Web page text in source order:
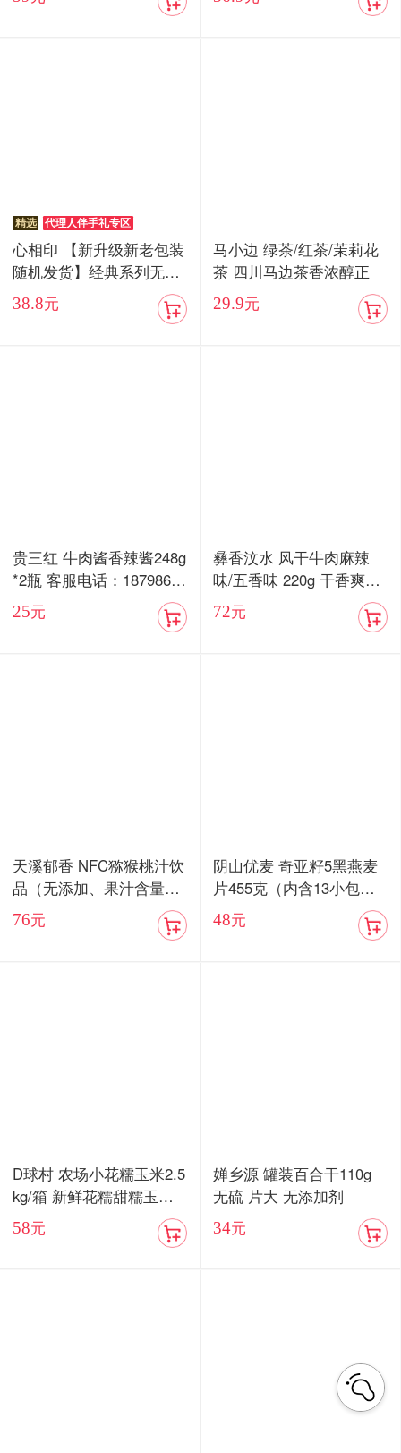
精选 代理人伴手礼专区
心相印 【新升级新老包装
随机发货】经典系列无香
抽纸3层100抽24包家用实
惠装整箱纸巾面巾餐巾纸
38.8元
马小边 绿茶/红茶/茉莉花
茶 四川马边茶香浓醇正
29.9元
贵三红 牛肉酱香辣酱248g
*2瓶 客服电话：18798676
577
25元
彝香汶水 风干牛肉麻辣
味/五香味 220g 干香爽口
嚼劲十足
72元
天溪郁香 NFC猕猴桃汁饮
品（无添加、果汁含量8
5%）顺丰包邮
76元
阴山优麦 奇亚籽5黑燕麦
片455克（内含13小包）/
血燕麦5红燕麦片455克
（内含13小包）
48元
D球村 农场小花糯玉米2.5
kg/箱 新鲜花糯甜糯玉米
棒真空
58元
婵乡源 罐装百合干110g
无硫 片大 无添加剂
34元